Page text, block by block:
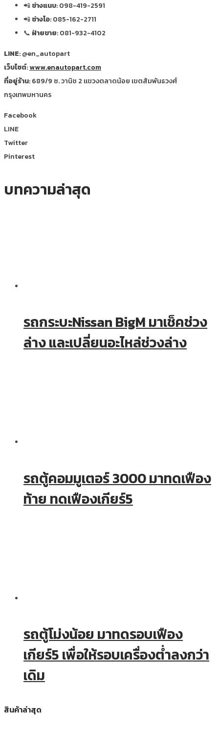
📲ช่างแนบ: 098-419-2591
📲ช่างโอ: 085-162-2711
📞 ฝ่ายขาย: 081-932-4102
LINE: @en_autopart
เว็บไซต์:www.enautopart.com
ที่อยู่ร้าน: 689/9 ซ. วานิช 2 แขวงตลาดน้อย เขตสัมพันธวงศ์
กรุงเทพมหานคร
Facebook
LINE
Twitter
Pinterest
บทความล่าสุด
รถกระบะNissan BigM มาเช็คช่วง
ล่าง และเปลี่ยนอะไหล่ช่วงล่าง
รถตู้คอมมูเตอร์ 3000 มาทดเฟือง
ท้าย ทดเฟืองเกียร์5
รถตู้โม่งน้อย มาทดรอบเฟือง
เกียร์5 เพื่อให้รอบเครื่องต่ำลงกว่า
เดิม
สินค้าล่าสุด